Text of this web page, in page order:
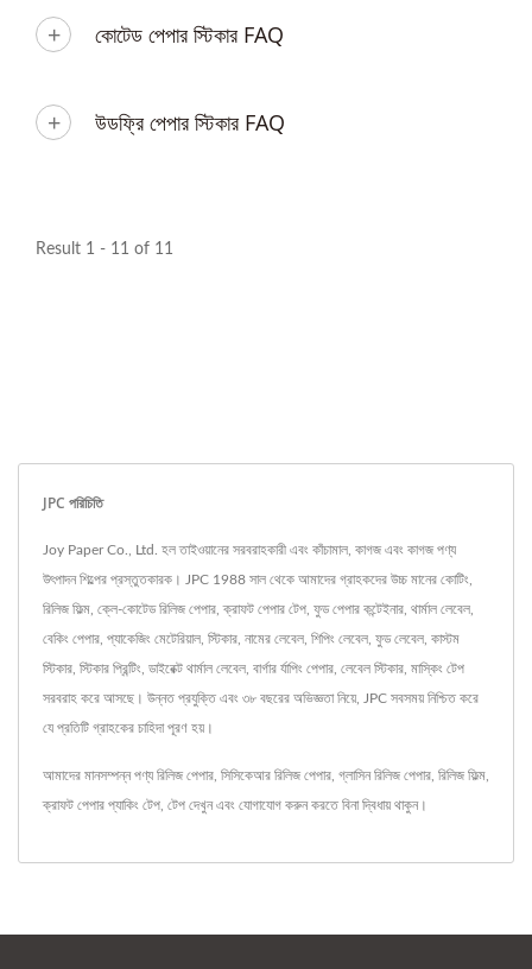
কোটেড পেপার স্টিকার FAQ
উডফ্রি পেপার স্টিকার FAQ
Result 1 - 11 of 11
JPC পরিচিতি
Joy Paper Co., Ltd. হল তাইওয়ানের সরবরাহকারী এবং কাঁচামাল, কাগজ এবং কাগজ পণ্য
উৎপাদন শিল্পের প্রস্তুতকারক। JPC 1988 সাল থেকে আমাদের গ্রাহকদের উচ্চ মানের কোটিং,
রিলিজ ফিল্ম, ক্লে-কোটেড রিলিজ পেপার, ক্রাফট পেপার টেপ, ফুড পেপার কন্টেইনার, থার্মাল লেবেল,
বেকিং পেপার, প্যাকেজিং মেটেরিয়াল, স্টিকার, নামের লেবেল, শিপিং লেবেল, ফুড লেবেল, কাস্টম
স্টিকার, স্টিকার প্রিন্টিং, ডাইরেক্ট থার্মাল লেবেল, বার্গার র্যাপিং পেপার, লেবেল স্টিকার, মাস্কিং টেপ
সরবরাহ করে আসছে। উন্নত প্রযুক্তি এবং ৩৮ বছরের অভিজ্ঞতা নিয়ে, JPC সবসময় নিশ্চিত করে
যে প্রতিটি গ্রাহকের চাহিদা পূরণ হয়।
আমাদের মানসম্পন্ন পণ্য রিলিজ পেপার সিসিকেআর রিলিজ পেপার গ্লাসিন রিলিজ পেপার রিলিজ ফিল্ম
ক্রাফট পেপার প্যাকিং টেপ টেপ দেখুন এবং যোগাযোগ করুনকরতে বিনা দ্বিধায় থাকুন।